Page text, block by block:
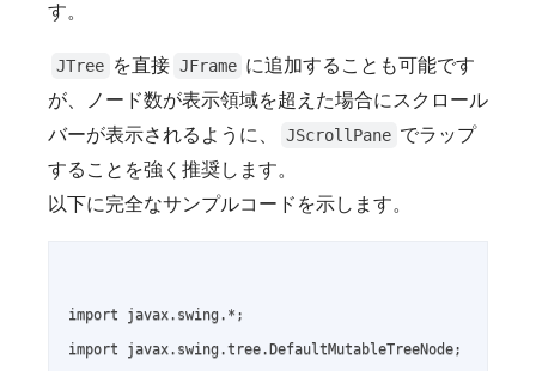
す。
JTree を直接 JFrame に追加することも可能です
が、ノード数が表示領域を超えた場合にスクロール
バーが表示されるように、
JScrollPane でラップ
することを強く推奨します。
以下に完全なサンプルコードを示します。
import javax.swing.*;
import javax.swing.tree.DefaultMutableTreeNode;